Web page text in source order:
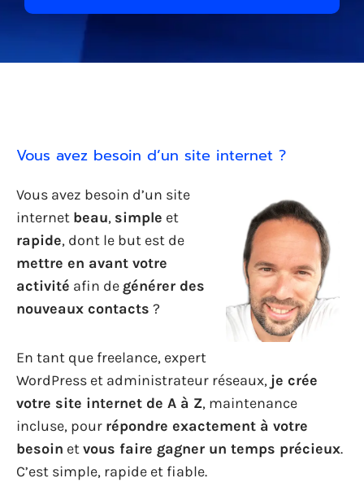
Vous avez besoin d’un site internet ?
Vous avez besoin d’un site
internet beau, simple et
rapide, dont le but est de
mettre en avant votre
activité afin de générer des
nouveaux contacts ?
En tant que freelance, expert
WordPress et administrateur réseaux, je crée
votre site internet de A à Z, maintenance
incluse, pour répondre exactement à votre
besoin etvous faire gagner un temps précieux.
C’est simple, rapide et fiable.